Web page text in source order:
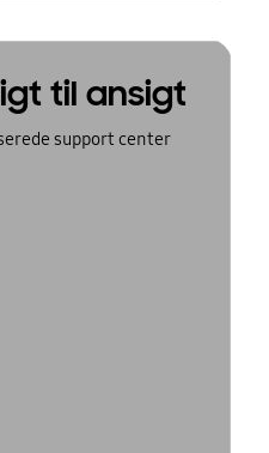
til ansigt
support center